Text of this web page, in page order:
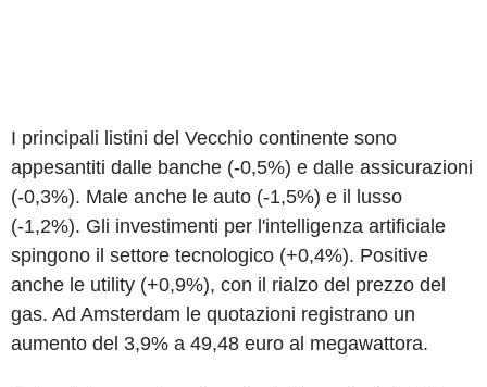
I principali listini del Vecchio continente sono
appesantiti dalle banche (-0,5%) e dalle assicurazioni
(-0,3%). Male anche le auto (-1,5%) e il lusso
(-1,2%). Gli investimenti per l'intelligenza artificiale
spingono il settore tecnologico (+0,4%). Positive
anche le utility (+0,9%), con il rialzo del prezzo del
gas. Ad Amsterdam le quotazioni registrano un
aumento del 3,9% a 49,48 euro al megawattora.